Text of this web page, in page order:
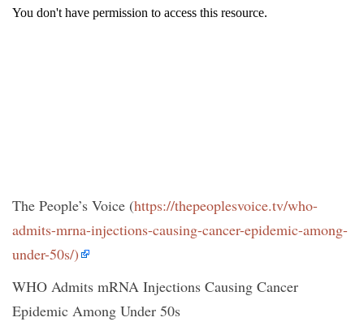
The People’s Voice (https://thepeoplesvoice.tv/who-
admits-mrna-injections-causing-cancer-epidemic-among-
under-50s/)
WHO Admits mRNA Injections Causing Cancer
Epidemic Among Under 50s